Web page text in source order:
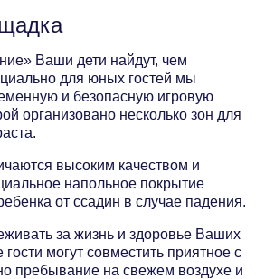
Ваши дети найдут, чем
для юных гостей мы
и безопасную игровую
организовано несколько зон для
высоким качеством и
напольное покрытие
от ссадин в случае падения.
за жизнь и здоровье Ваших
могут совместить приятное с
пребывание на свежем воздухе и
28° / 19°
25° / 15° 13°
20° / 11° 13°
16° / 6° 13°